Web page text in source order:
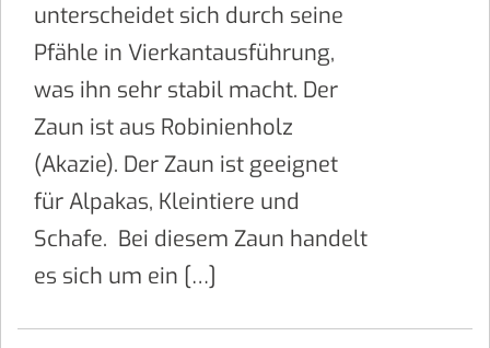
unterscheidet sich durch seine
Pfähle in Vierkantausführung,
was ihn sehr stabil macht. Der
Zaun ist aus Robinienholz
(Akazie). Der Zaun ist geeignet
für Alpakas, Kleintiere und
Schafe. Bei diesem Zaun handelt
es sich um ein […]